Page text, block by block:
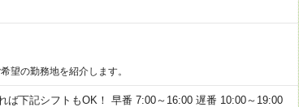
の勤務地を紹介します。
ば下記シフトもOK！ 早番 7:00～16:00 遅番 10:00～19:00